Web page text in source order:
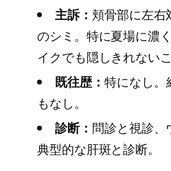
主訴： 頬骨部に左右
のシミ。特に夏場に濃
イクでも隠しきれない
既往歴： 特になし。
もなし。
診断： 問診と視診、
典型的な肝斑と診断。